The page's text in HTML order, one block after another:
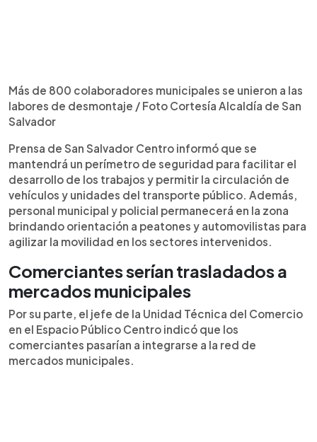
Más de 800 colaboradores municipales se unieron a las
labores de desmontaje / Foto Cortesía Alcaldía de San
Salvador
Prensa de San Salvador Centro informó que se
mantendrá un perímetro de seguridad para facilitar el
desarrollo de los trabajos y permitir la circulación de
vehículos y unidades del transporte público. Además,
personal municipal y policial permanecerá en la zona
brindando orientación a peatones y automovilistas para
agilizar la movilidad en los sectores intervenidos.
Comerciantes serían trasladados a
mercados municipales
Por su parte, el jefe de la Unidad Técnica del Comercio
en el Espacio Público Centro indicó que los
comerciantes pasarían a integrarse a la red de
mercados municipales.